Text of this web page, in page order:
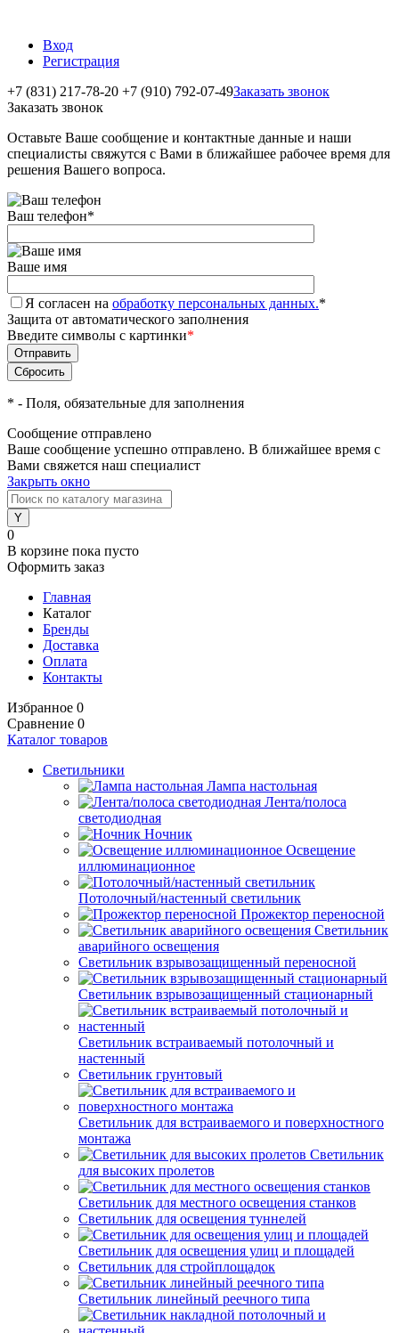
Вход
Регистрация
+7 (831) 217-78-20 +7 (910) 792-07-49Заказать звонок
Заказать звонок
Оставьте Ваше сообщение и контактные данные и наши
специалисты свяжутся с Вами в ближайшее рабочее время для
решения Вашего вопроса.
Ваш телефон*
Ваше имя
Я согласен на обработку персональных данных.*
Защита от автоматического заполнения
Введите символы с картинки*
* - Поля, обязательные для заполнения
Сообщение отправлено
Ваше сообщение успешно отправлено. В ближайшее время с
Вами свяжется наш специалист
Закрыть окно
0
В корзине пока пусто
Оформить заказ
Главная
Каталог
Бренды
Доставка
Оплата
Контакты
Избранное 0
Сравнение 0
Каталог товаров
Светильники
Лампа настольная
Лента/полоса
светодиодная
Ночник
Освещение
иллюминационное
Потолочный/настенный светильник
Прожектор переносной
Светильник
аварийного освещения
Светильник взрывозащищенный переносной
Светильник взрывозащищенный стационарный
Светильник встраиваемый потолочный и
настенный
Светильник грунтовый
Светильник для встраиваемого и поверхностного
монтажа
Светильник
для высоких пролетов
Светильник для местного освещения станков
Светильник для освещения туннелей
Светильник для освещения улиц и площадей
Светильник для стройплощадок
Светильник линейный реечного типа